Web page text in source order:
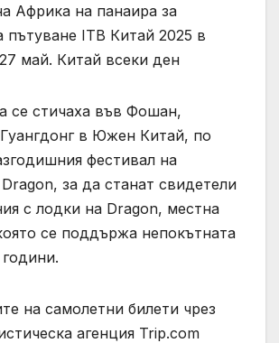
Африка на панаира за
пътуване ITB Китай 2025 в
май. Китай всеки ден
се стичаха във Фошан,
в Южен Китай, по
фестивал на
за да станат свидетели
с лодки на Dragon, местна
се поддържа непокътната
на самолетни билети чрез
агенция Trip.com